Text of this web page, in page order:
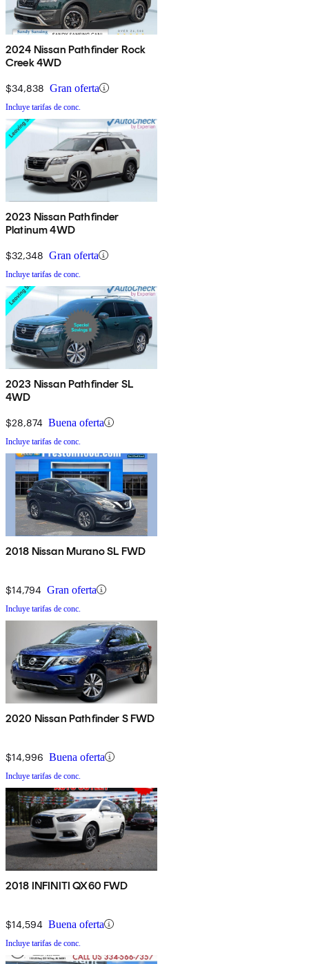
2024 Nissan Pathfinder Rock
Creek 4WD
$34,838 Gran oferta
Incluye tarifas de conc.
2023 Nissan Pathfinder
Platinum 4WD
$32,348 Gran oferta
Incluye tarifas de conc.
2023 Nissan Pathfinder SL
4WD
$28,874 Buena oferta
Incluye tarifas de conc.
2018 Nissan Murano SL FWD
$14,794 Gran oferta
Incluye tarifas de conc.
2020 Nissan Pathfinder S FWD
$14,996 Buena oferta
Incluye tarifas de conc.
2018 INFINITI QX60 FWD
$14,594 Buena oferta
Incluye tarifas de conc.